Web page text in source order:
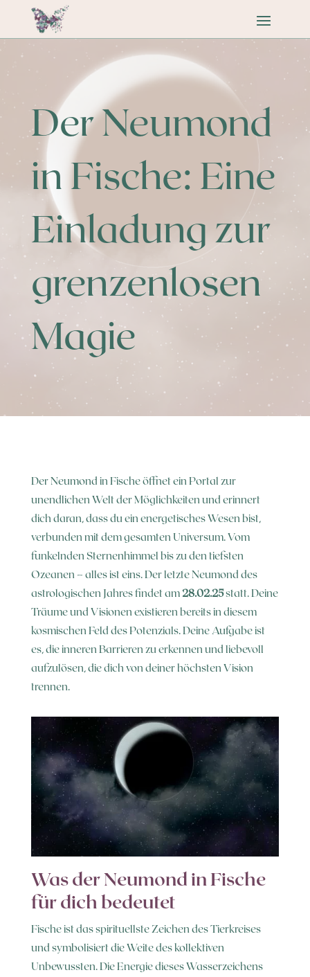
Der Neumond
in Fische: Eine
Einladung zur
grenzenlosen
Magie
Der Neumond in Fische öffnet ein Portal zur
unendlichen Welt der Möglichkeiten und erinnert
dich daran, dass du ein energetisches Wesen bist,
verbunden mit dem gesamten Universum. Vom
funkelnden Sternenhimmel bis zu den tiefsten
Ozeanen – alles ist eins. Der letzte Neumond des
astrologischen Jahres findet am28.02.25statt. Deine
Träume und Visionen existieren bereits in diesem
kosmischen Feld des Potenzials. Deine Aufgabe ist
es, die inneren Barrieren zu erkennen und liebevoll
aufzulösen, die dich von deiner höchsten Vision
trennen.
Was der Neumond in Fische
für dich bedeutet
Fische ist das spirituellste Zeichen des Tierkreises
und symbolisiert die Weite des kollektiven
Unbewussten. Die Energie dieses Wasserzeichens